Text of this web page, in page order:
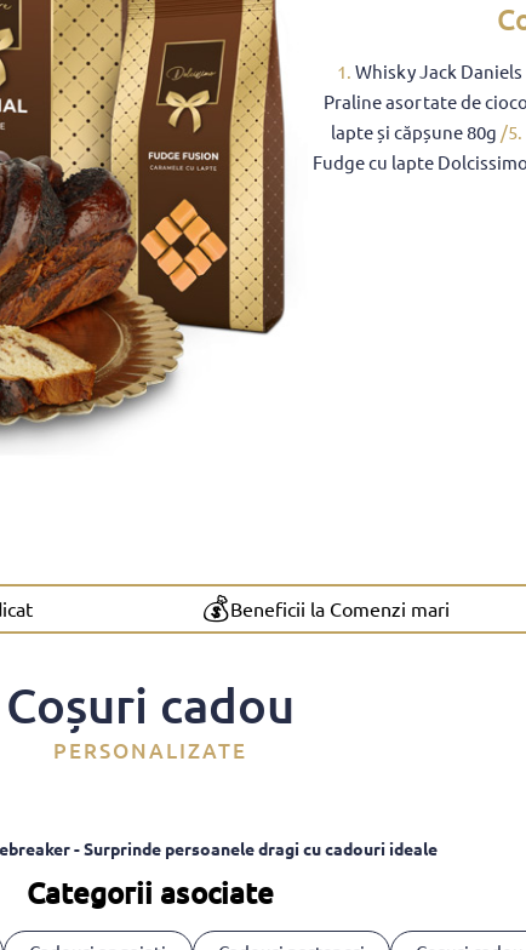
1.Whisky Jack Daniels
Praline asortate de
lapte și căpșune 80g /5.
Fudge cu lapte
💰Beneficii la Comenzi mari
Coșuri cadou
PERSONALIZATE
- Surprinde persoanele dragi cu cadouri ideale
Categorii asociate